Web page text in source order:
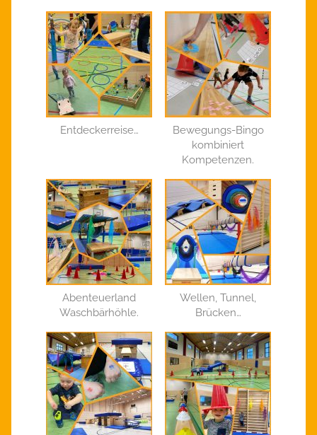
Entdeckerreise…
Bewegungs-Bingo
kombiniert
Kompetenzen.
Abenteuerland
Waschbärhöhle.
Wellen, Tunnel,
Brücken…